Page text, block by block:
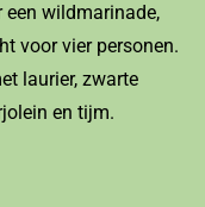
wildmarinade,
voor vier personen.
laurier, zwarte
en tijm.